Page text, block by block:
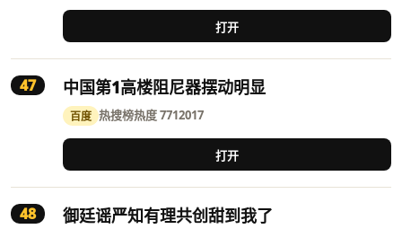
打开
47 中国第1高楼阻尼器摆动明显
百度 热搜榜热度 7712017
打开
48 御廷谣严知有理共创甜到我了